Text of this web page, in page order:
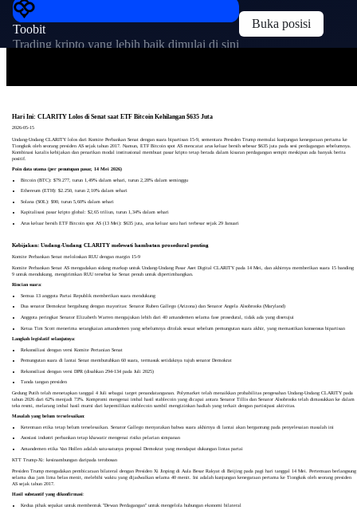
Toobit
Trading kripto yang lebih baik dimulai di sini
Buka posisi
Hari Ini: CLARITY Lolos di Senat saat ETF Bitcoin Kehilangan $635 Juta
2026-05-15
Undang-Undang CLARITY lolos dari Komite Perbankan Senat dengan suara bipartisan 15-9, sementara Presiden Trump memulai kunjungan kenegaraan pertama ke
Tiongkok oleh seorang presiden AS sejak tahun 2017. Namun, ETF Bitcoin spot AS mencatat arus keluar bersih sebesar $635 juta pada sesi perdagangan sebelumnya.
Kombinasi katalis kebijakan dan penarikan modal institusional membuat pasar kripto tetap berada dalam kisaran perdagangan sempit meskipun ada banyak berita
positif.
Poin data utama (per penutupan pasar, 14 Mei 2026)
Bitcoin (BTC): $79.277, turun 1,49% dalam sehari, turun 2,28% dalam seminggu
Ethereum (ETH): $2.250, turun 2,10% dalam sehari
Solana (SOL): $90, turun 5,60% dalam sehari
Kapitalisasi pasar kripto global: $2,65 triliun, turun 1,34% dalam sehari
Arus keluar bersih ETF Bitcoin spot AS (13 Mei): $635 juta, arus keluar satu hari terbesar sejak 29 Januari
Kebijakan: Undang-Undang CLARITY melewati hambatan prosedural penting
Komite Perbankan Senat meloloskan RUU dengan margin 15-9
Komite Perbankan Senat AS mengadakan sidang markup untuk Undang-Undang Pasar Aset Digital CLARITY pada 14 Mei, dan akhirnya memberikan suara 15 banding
9 untuk mendukung, mengirimkan RUU tersebut ke Senat penuh untuk dipertimbangkan.
Rincian suara:
Semua 13 anggota Partai Republik memberikan suara mendukung
Dua senator Demokrat bergabung dengan mayoritas: Senator Ruben Gallego (Arizona) dan Senator Angela Alsobrooks (Maryland)
Anggota peringkat Senator Elizabeth Warren mengajukan lebih dari 40 amandemen selama fase prosedural, tidak ada yang disetujui
Ketua Tim Scott menerima serangkaian amandemen yang sebelumnya ditolak sesaat sebelum pemungutan suara akhir, yang memastikan konsensus bipartisan
Langkah legislatif selanjutnya:
Rekonsiliasi dengan versi Komite Pertanian Senat
Pemungutan suara di lantai Senat membutuhkan 60 suara, termasuk setidaknya tujuh senator Demokrat
Rekonsiliasi dengan versi DPR (disahkan 294-134 pada Juli 2025)
Tanda tangan presiden
Gedung Putih telah menetapkan tanggal 4 Juli sebagai target penandatanganan. Polymarket telah menaikkan probabilitas pengesahan Undang-Undang CLARITY pada
tahun 2026 dari 62% menjadi 73%. Kompromi mengenai imbal hasil stablecoin yang dicapai antara Senator Tillis dan Senator Alsobrooks telah dimasukkan ke dalam
teks resmi, melarang imbal hasil murni dari kepemilikan stablecoin sambil mengizinkan hadiah yang terkait dengan partisipasi aktivitas.
Masalah yang belum terselesaikan:
Ketentuan etika tetap belum terselesaikan. Senator Gallego menyatakan bahwa suara akhirnya di lantai akan bergantung pada penyelesaian masalah ini
Asosiasi industri perbankan tetap khawatir mengenai risiko pelarian simpanan
Amandemen etika Van Hollen adalah satu-satunya proposal Demokrat yang mendapat dukungan lintas partai
KTT Trump-Xi: kesinambungan daripada terobosan
Presiden Trump mengadakan pembicaraan bilateral dengan Presiden Xi Jinping di Aula Besar Rakyat di Beijing pada pagi hari tanggal 14 Mei. Pertemuan berlangsung
selama dua jam lima belas menit, melebihi waktu yang dijadwalkan selama 40 menit. Ini adalah kunjungan kenegaraan pertama ke Tiongkok oleh seorang presiden
AS sejak tahun 2017.
Hasil substantif yang dikonfirmasi:
Kedua pihak sepakat untuk membentuk "Dewan Perdagangan" untuk mengelola hubungan ekonomi bilateral